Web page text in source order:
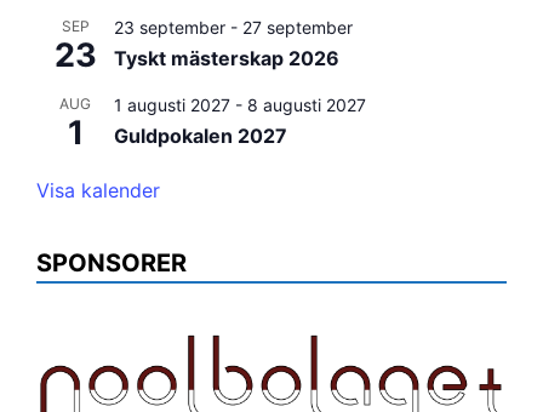
SEP
23
23 september - 27 september
Tyskt mästerskap 2026
AUG
1
1 augusti 2027 - 8 augusti 2027
Guldpokalen 2027
Visa kalender
SPONSORER